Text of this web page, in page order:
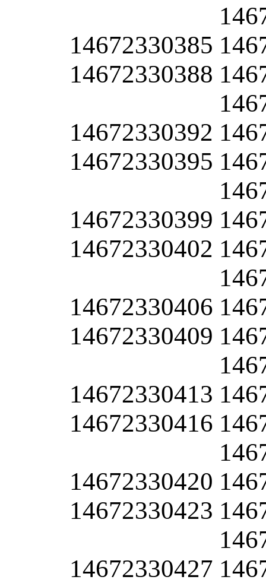
14672330385
14672330388
14672330392
14672330395
14672330399
14672330402
14672330406
14672330409
14672330413
14672330416
14672330420
14672330423
14672330427